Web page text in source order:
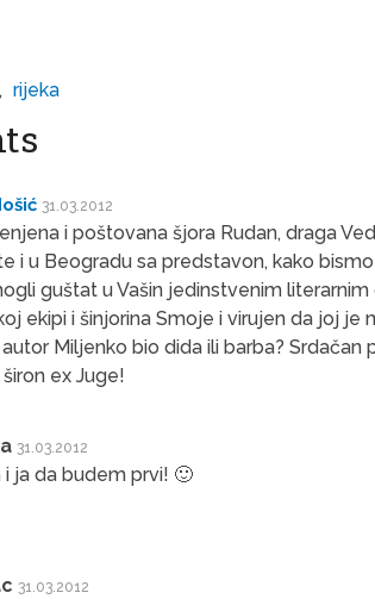
, rijeka
31.03.2012
i poštovana šjora Rudan, draga
i u Beogradu sa predstavon, kako
guštat u Vašin jedinstvenim
ekipi i šinjorina Smoje i virujen da joj je
Miljenko bio dida ili barba? Srdačan
ex Juge!
31.03.2012
ja da budem prvi! 🙂
31.03.2012